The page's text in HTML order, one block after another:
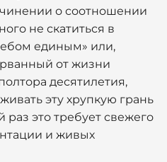
о соотношении
не скатиться в
единым» или,
от жизни
десятилетия,
эту хрупкую грань
раз это требует свежего
и живых